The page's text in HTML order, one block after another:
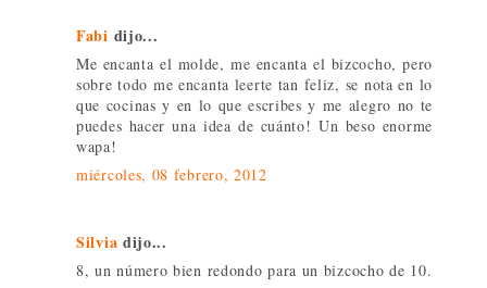
Fabi dijo...
Me encanta el molde, me encanta el bizcocho, pero
sobre todo me encanta leerte tan feliz, se nota en lo
que cocinas y en lo que escribes y me alegro no te
puedes hacer una idea de cuánto! Un beso enorme
wapa!
miércoles, 08 febrero, 2012
Silvia dijo...
8, un número bien redondo para un bizcocho de 10.